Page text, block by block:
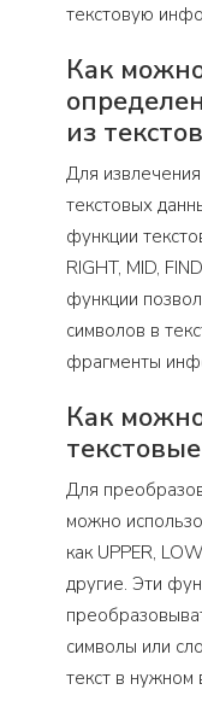
текстовую
Как
из
Для
текстовых
функции
RIGHT, MID,
функции
символов в
фрагменты
Как
Для
можно
как UPPER,
другие. Эти
символы или
текст в нужном